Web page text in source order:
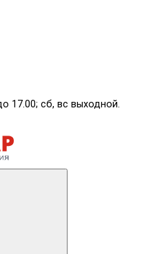
17.00; сб, вс выходной.